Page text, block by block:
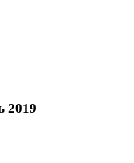
2019